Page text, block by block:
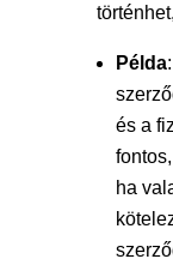
Példa
és a
ha